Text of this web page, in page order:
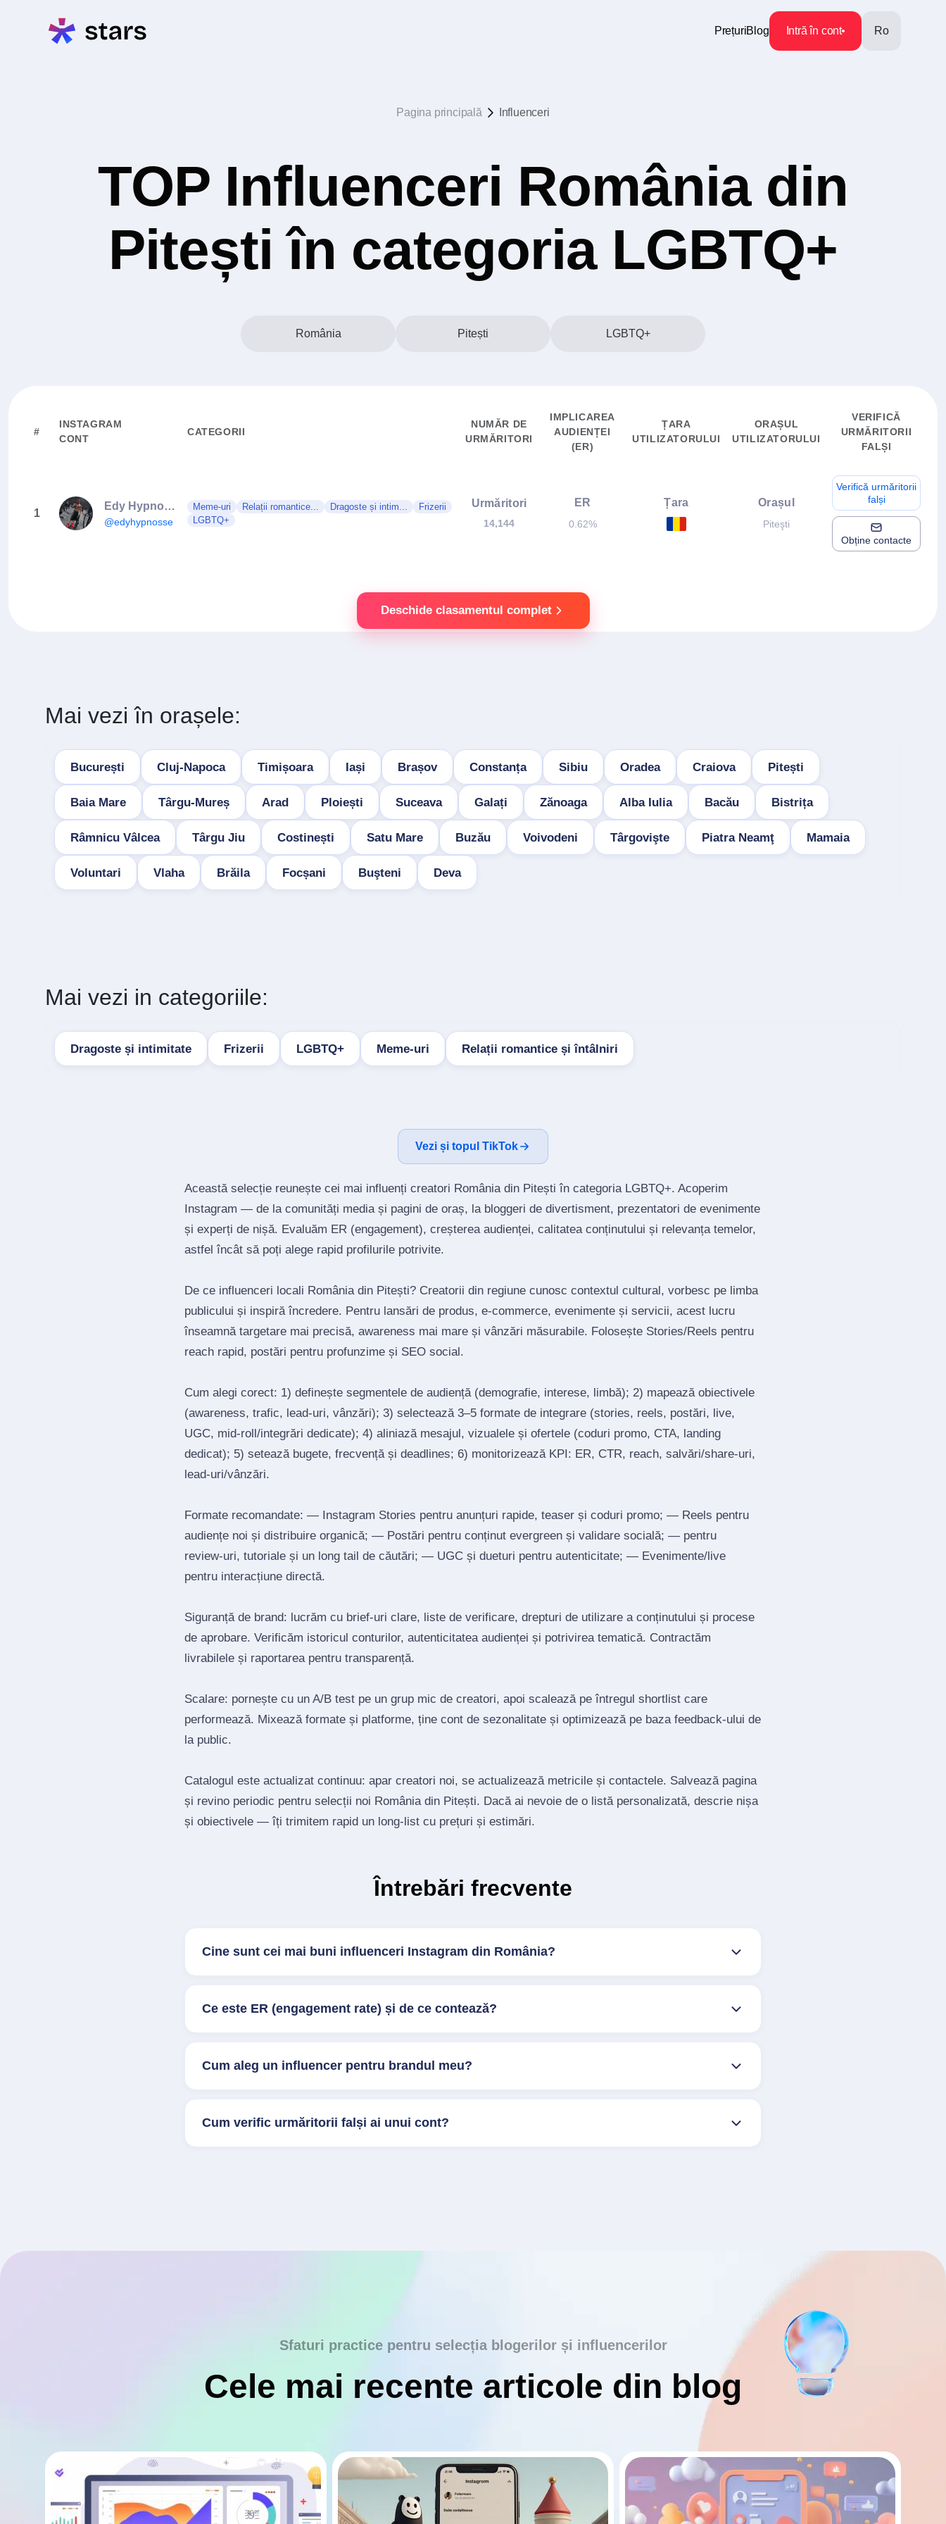
PrețuriBlog Intră în cont Ro
Pagina principală Influenceri
TOP Influenceri România din
Pitești în categoria LGBTQ+
România Pitești LGBTQ+
#
INSTAGRAM
CONT
CATEGORII
NUMĂR DE
URMĂRITORI
IMPLICAREA
AUDIENȚEI
(ER)
ȚARA
UTILIZATORULUI
ORAȘUL
UTILIZATORULUI
VERIFICĂ
URMĂRITORII
FALȘI
1
Edy Hypnosse
@edyhypnosse
Meme-uri Relații romantice... Dragoste și intim...
Frizerii
LGBTQ+
Urmăritori
14,144
ER
0.62%
Țara Orașul
Piteşti
Verifică urmăritorii
falși
Obține contacte
Deschide clasamentul complet
Mai vezi în orașele:
București Cluj-Napoca Timișoara Iași Brașov Constanța Sibiu Oradea Craiova Pitești
Baia Mare Târgu-Mureș Arad Ploiești Suceava Galați Zănoaga Alba Iulia Bacău Bistrița
Râmnicu Vâlcea Târgu Jiu Costinești Satu Mare Buzău Voivodeni Târgovişte Piatra Neamţ Mamaia
Voluntari Vlaha Brăila Focșani Buşteni Deva
Mai vezi in categoriile:
Dragoste și intimitate Frizerii LGBTQ+ Meme-uri Relații romantice și întâlniri
Vezi și topul TikTok
Această selecție reunește cei mai influenți creatori România din Pitești în categoria LGBTQ+. Acoperim
Instagram — de la comunități media și pagini de oraș, la bloggeri de divertisment, prezentatori de evenimente
și experți de nișă. Evaluăm ER (engagement), creșterea audienței, calitatea conținutului și relevanța temelor,
astfel încât să poți alege rapid profilurile potrivite.
De ce influenceri locali România din Pitești? Creatorii din regiune cunosc contextul cultural, vorbesc pe limba
publicului și inspiră încredere. Pentru lansări de produs, e‑commerce, evenimente și servicii, acest lucru
înseamnă targetare mai precisă, awareness mai mare și vânzări măsurabile. Folosește Stories/Reels pentru
reach rapid, postări pentru profunzime și SEO social.
Cum alegi corect: 1) definește segmentele de audiență (demografie, interese, limbă); 2) mapează obiectivele
(awareness, trafic, lead‑uri, vânzări); 3) selectează 3–5 formate de integrare (stories, reels, postări, live,
UGC, mid‑roll/integrări dedicate); 4) aliniază mesajul, vizualele și ofertele (coduri promo, CTA, landing
dedicat); 5) setează bugete, frecvență și deadlines; 6) monitorizează KPI: ER, CTR, reach, salvări/share‑uri,
lead‑uri/vânzări.
Formate recomandate: — Instagram Stories pentru anunțuri rapide, teaser și coduri promo; — Reels pentru
audiențe noi și distribuire organică; — Postări pentru conținut evergreen și validare socială; — pentru
review‑uri, tutoriale și un long tail de căutări; — UGC și dueturi pentru autenticitate; — Evenimente/live
pentru interacțiune directă.
Siguranță de brand: lucrăm cu brief‑uri clare, liste de verificare, drepturi de utilizare a conținutului și procese
de aprobare. Verificăm istoricul conturilor, autenticitatea audienței și potrivirea tematică. Contractăm
livrabilele și raportarea pentru transparență.
Scalare: pornește cu un A/B test pe un grup mic de creatori, apoi scalează pe întregul shortlist care
performează. Mixează formate și platforme, ține cont de sezonalitate și optimizează pe baza feedback‑ului de
la public.
Catalogul este actualizat continuu: apar creatori noi, se actualizează metricile și contactele. Salvează pagina
și revino periodic pentru selecții noi România din Pitești. Dacă ai nevoie de o listă personalizată, descrie nișa
și obiectivele — îți trimitem rapid un long‑list cu prețuri și estimări.
Întrebări frecvente
Cine sunt cei mai buni influenceri Instagram din România?
Ce este ER (engagement rate) și de ce contează?
Cum aleg un influencer pentru brandul meu?
Cum verific urmăritorii falși ai unui cont?
Sfaturi practice pentru selecția blogerilor și influencerilor
Cele mai recente articole din blog